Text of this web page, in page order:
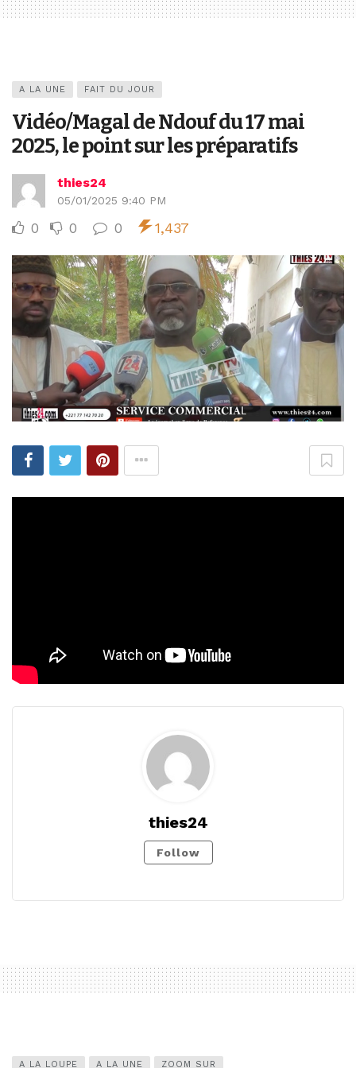
A LA UNE FAIT DU JOUR
Vidéo/Magal de Ndouf du 17 mai
2025, le point sur les préparatifs
thies24
05/01/2025 9:40 PM
0 0 0 1,437
thies24
Follow
A LA LOUPE A LA UNE ZOOM SUR